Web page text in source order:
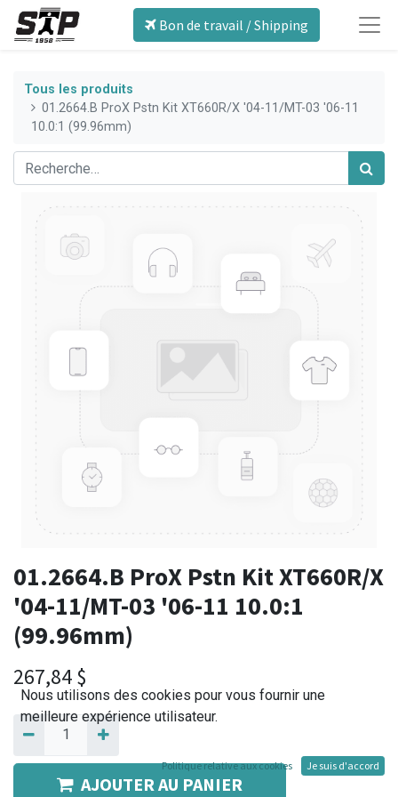
Bon de travail / Shipping
Tous les produits
01.2664.B ProX Pstn Kit XT660R/X '04-11/MT-03 '06-11
10.0:1 (99.96mm)
01.2664.B ProX Pstn Kit XT660R/X
'04-11/MT-03 '06-11 10.0:1
(99.96mm)
267,84 $
AJOUTER AU PANIER
Nous utilisons des cookies pour vous fournir une
meilleure expérience utilisateur.
Politique relative aux cookies Je suis d'accord